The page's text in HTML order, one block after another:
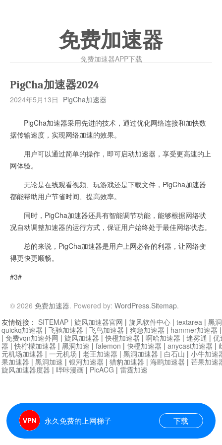
免费加速器
免费加速器APP下载
PigCha加速器2024
2024年5月13日 PigCha加速器
PigCha加速器采用先进的技术，通过优化网络连接和加快数
据传输速度，实现网络加速的效果。
用户可以通过简单的操作，即可启动加速器，享受更高速的上
网体验。
无论是在线观看视频、玩游戏还是下载文件，PigCha加速器
都能帮助用户节省时间、提高效率。
同时，PigCha加速器还具有智能调节功能，能够根据网络状
况自动调整加速器的运行方式，保证用户始终处于最佳网络状态。
总的来说，PigCha加速器是用户上网必备的利器，让网络变
得更快更顺畅。
#3#
© 2026 免费加速器. Powered by: WordPress.Sitemap.
永久免费的上网梯子 下载
友情链接： SITEMAP | 旋风加速器官网 | 旋风软件中心 | textarea | 黑
quickq加速器 | 飞驰加速器 | 飞鸟加速器 | 狗急加速器 | hammer加速器
| 免费vqn加速外网 | 旋风加速器 |快橙加速器 | 啊哈加速器 | 迷雾通 | 优
器 |快柠檬加速器 | 黑洞加速 | falemon |快橙加速器 | anycast加速器 |
元机场加速器 | 一元机场 | 老王加速器 | 黑洞加速器 | 白石山 | 小牛加速
果加速器 | 黑洞加速 | 银河加速器 | 猎豹加速器 | 海鸥加速器 | 芒果加速
旋风加速器度器 | 哔咔漫画 | PicACG | 雷霆加速